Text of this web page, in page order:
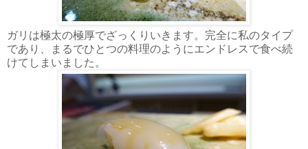
ガリは極太の極厚でざっくりいきます。完全に私のタイプ
であり、まるでひとつの料理のようにエンドレスで食べ続
けてしまいました。